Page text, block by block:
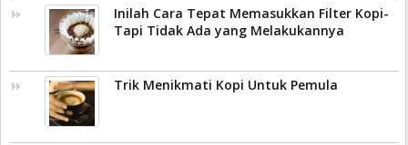
Inilah Cara Tepat Memasukkan Filter Kopi-
Tapi Tidak Ada yang Melakukannya
Trik Menikmati Kopi Untuk Pemula